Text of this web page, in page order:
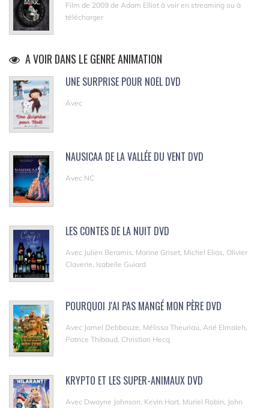
Film de 2009 de Adam Elliot à voir en streaming ou à
télécharger
A VOIR DANS LE GENRE ANIMATION
UNE SURPRISE POUR NOËL DVD
Avec
NAUSICAA DE LA VALLÉE DU VENT DVD
Avec NC
LES CONTES DE LA NUIT DVD
Avec Julien Beramis, Marine Griset, Michel Elias, Olivier
Claverie, Isabelle Guiard
POURQUOI J'AI PAS MANGÉ MON PÈRE DVD
Avec Jamel Debbouze, Mélissa Theuriau, Arié Elmaleh,
Patrice Thibaud, Christian Hecq
KRYPTO ET LES SUPER-ANIMAUX DVD
Avec Dwayne Johnson, Kevin Hart, Muriel Robin, John